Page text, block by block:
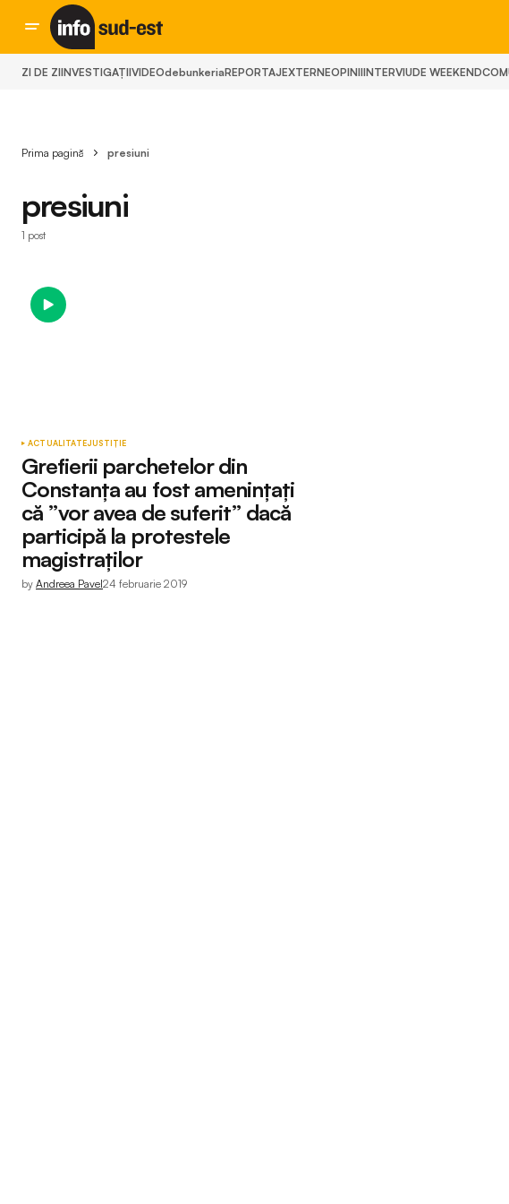
ZI DE ZIINVESTIGAȚIIVIDEOdebunkeriaREPORTAJEXTERNEOPINIIINTERVIUDE WEEKEND
Prima pagină presiuni
presiuni
1 post
ACTUALITATEJUSTIȚIE
Grefierii parchetelor din
Constanța au fost amenințați
că ”vor avea de suferit” dacă
participă la protestele
magistraților
by Andreea Pavel24 februarie 2019